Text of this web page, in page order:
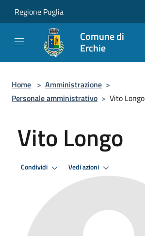
Regione Puglia
Comune di
Erchie
Home > Amministrazione >
Personale amministrativo > Vito Longo
Vito Longo
Condividi Vedi azioni